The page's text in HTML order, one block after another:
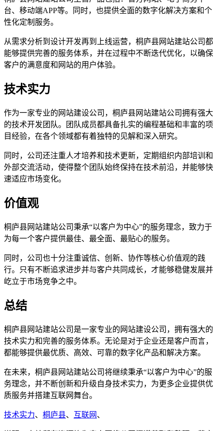
台、移动端APP等。同时，也提供全面的数字化解决方案和个
性化定制服务。
从需求分析到设计开发再到上线运营，桐庐县网站建站公司都
能够提供完善的服务体系，并在过程中不断迭代优化，以确保
客户的满意度和网站的用户体验。
技术实力
作为一家专业的网站建设公司，桐庐县网站建站公司拥有强大
的技术开发团队。团队成员都具备扎实的编程基础和丰富的项
目经验，在各个领域都有着独特的见解和深入研究。
同时，公司还注重人才培养和技术更新，定期组织内部培训和
外部交流活动，使得整个团队始终保持在技术前沿，并能够快
速适应市场变化。
价值观
桐庐县网站建站公司秉承“以客户为中心”的服务理念，致力于
为每一个客户提供最佳、最全面、最贴心的服务。
同时，公司也十分注重诚信、创新、协作等核心价值观的践
行。只有不断追求进步并与客户共同成长，才能够稳健发展并
屹立于市场竞争之中。
总结
桐庐县网站建站公司是一家专业的网站建设公司，拥有强大的
技术实力和完善的服务体系。无论是对于企业还是客户而言，
都能够提供最优质、高效、可靠的数字化产品和解决方案。
在未来，桐庐县网站建站公司将继续秉承“以客户为中心”的服
务理念，并不断创新和升级自身技术实力，为更多企业提供优
质服务并搭建互联网舞台。
技术实力、 桐庐县、 互联网 、